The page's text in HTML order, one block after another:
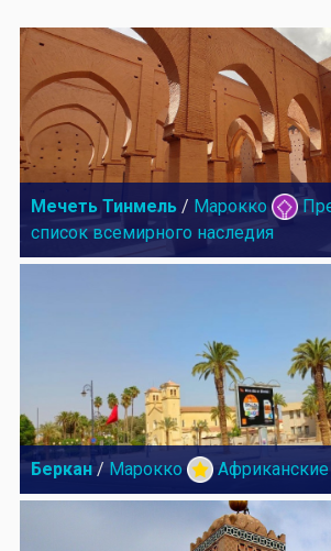
Мечеть Тинмель / Марокко
список всемирного наследия
Беркан / Марокко Африканские